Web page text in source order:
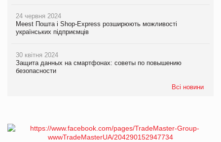
24 червня 2024
Meest Пошта і Shop-Express розширюють можливості
українських підприємців
30 квітня 2024
Защита данных на смартфонах: советы по повышению
безопасности
Всі новини